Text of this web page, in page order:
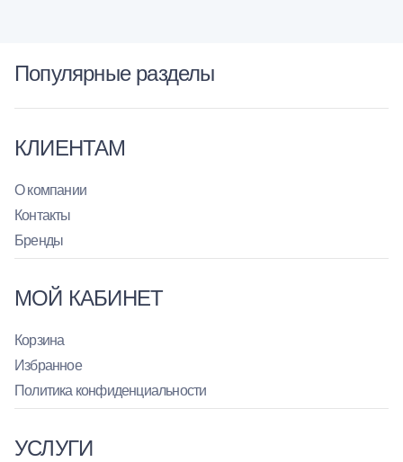
Популярные разделы
КЛИЕНТАМ
О компании
Контакты
Бренды
МОЙ КАБИНЕТ
Корзина
Избранное
Политика конфиденциальности
УСЛУГИ